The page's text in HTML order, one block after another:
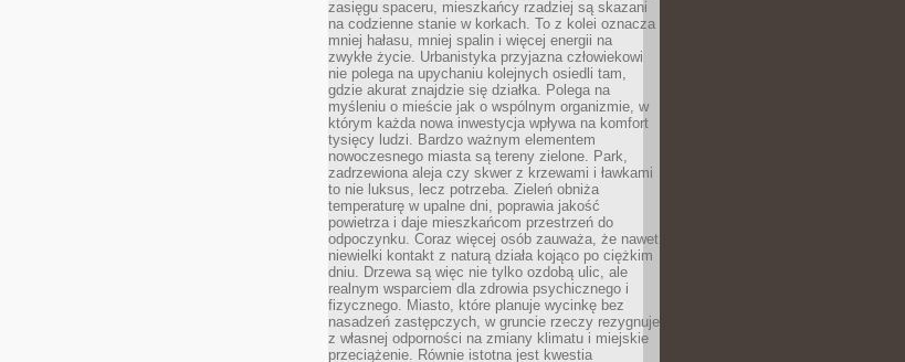
zasięgu spaceru, mieszkańcy rzadziej są skazani
na codzienne stanie w korkach. To z kolei oznacza
mniej hałasu, mniej spalin i więcej energii na
zwykłe życie. Urbanistyka przyjazna człowiekowi
nie polega na upychaniu kolejnych osiedli tam,
gdzie akurat znajdzie się działka. Polega na
myśleniu o mieście jak o wspólnym organizmie, w
którym każda nowa inwestycja wpływa na komfort
tysięcy ludzi. Bardzo ważnym elementem
nowoczesnego miasta są tereny zielone. Park,
zadrzewiona aleja czy skwer z krzewami i ławkami
to nie luksus, lecz potrzeba. Zieleń obniża
temperaturę w upalne dni, poprawia jakość
powietrza i daje mieszkańcom przestrzeń do
odpoczynku. Coraz więcej osób zauważa, że nawet
niewielki kontakt z naturą działa kojąco po ciężkim
dniu. Drzewa są więc nie tylko ozdobą ulic, ale
realnym wsparciem dla zdrowia psychicznego i
fizycznego. Miasto, które planuje wycinkę bez
nasadzeń zastępczych, w gruncie rzeczy rezygnuje
z własnej odporności na zmiany klimatu i miejskie
przeciążenie. Równie istotna jest kwestia